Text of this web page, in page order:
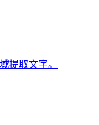
提取文字。